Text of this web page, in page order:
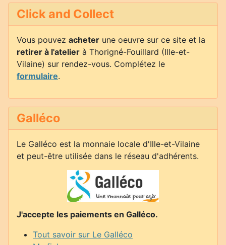
Click and Collect
Vous pouvez acheter une oeuvre sur ce site et la
retirer à l'atelier à Thorigné-Fouillard (Ille-et-
Vilaine) sur rendez-vous. Complétez le
formulaire.
Galléco
Le Galléco est la monnaie locale d'Ille-et-Vilaine
et peut-être utilisée dans le réseau d'adhérents.
J'accepte les paiements en Galléco.
Tout savoir sur Le Galléco